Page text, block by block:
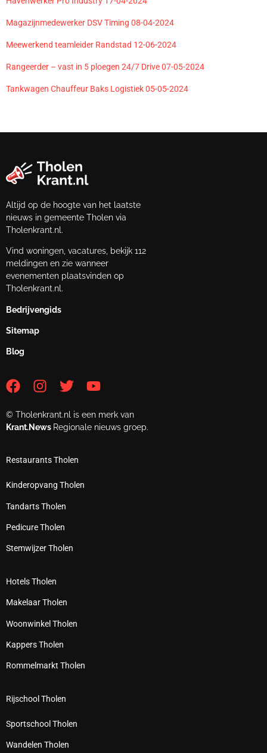
Magazijnmedewerker DSV Timing 08-04-2024
Meewerkend teamleider Randstad 12-06-2024
Rangeerder – vast in 5 ploegen 24/7 Drive 07-05-2024
Tankwagen Chauffeur Baks Logistiek 05-05-2024
Altijd op de hoogte van het laatste
nieuws in gemeente Tholen via
Tholenkrant.nl.
Vind woningen, vacatures, bekijk 112
meldingen en zie wanneer
evenementen plaatsvinden op
Tholenkrant.nl.
Bedrijvengids
Sitemap
Blog
© Tholenkrant.nl is een merk van
Krant.News Regionale nieuws groep.
Restaurants Tholen
Kinderopvang Tholen
Tandarts Tholen
Pedicure Tholen
Stemwijzer Tholen
Hotels Tholen
Makelaar Tholen
Woonwinkel Tholen
Kappers Tholen
Rommelmarkt Tholen
Rijschool Tholen
Sportschool Tholen
Wandelen Tholen